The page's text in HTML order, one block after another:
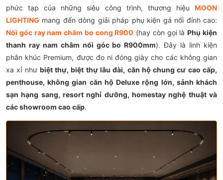
phức tạp của những siêu công trình, thương hiệu MOON
LIGHTING mang đến dòng giải pháp phụ kiện gá nối đỉnh cao:
Nối góc ray nam châm bo cong R900 (hay còn gọi làPhụ kiện
thanh ray nam châm nối góc bo R900mm). Đây là linh kiện
phân khúc Premium, được đo ni đóng giày cho các không gian
xa xỉ như biệt thự, biệt thự lâu đài, căn hộ chung cư cao cấp,
penthouse, không gian căn hộ Deluxe rộng lớn, sảnh khách
sạn hạng sang, resort nghỉ dưỡng, homestay nghệ thuật và
các showroom cao cấp.